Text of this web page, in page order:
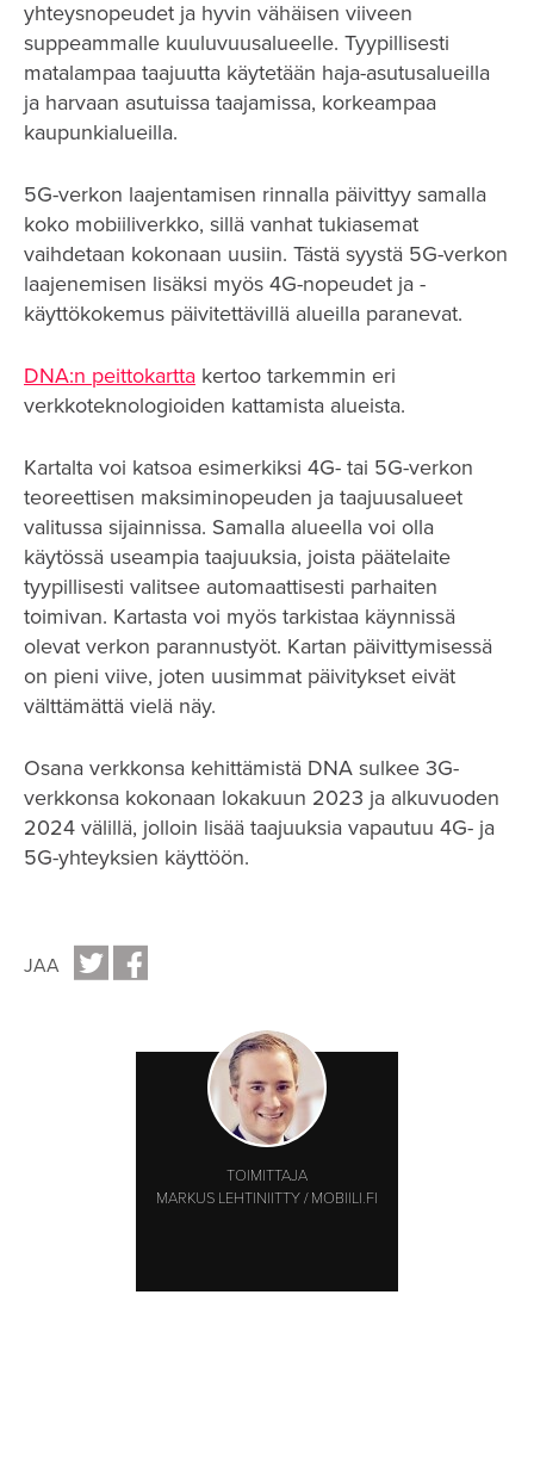
yhteysnopeudet ja hyvin vähäisen viiveen
suppeammalle kuuluvuusalueelle. Tyypillisesti
matalampaa taajuutta käytetään haja-asutusalueilla
ja harvaan asutuissa taajamissa, korkeampaa
kaupunkialueilla.
5G-verkon laajentamisen rinnalla päivittyy samalla
koko mobiiliverkko, sillä vanhat tukiasemat
vaihdetaan kokonaan uusiin. Tästä syystä 5G-verkon
laajenemisen lisäksi myös 4G-nopeudet ja -
käyttökokemus päivitettävillä alueilla paranevat.
DNA:n peittokartta kertoo tarkemmin eri
verkkoteknologioiden kattamista alueista.
Kartalta voi katsoa esimerkiksi 4G- tai 5G-verkon
teoreettisen maksiminopeuden ja taajuusalueet
valitussa sijainnissa. Samalla alueella voi olla
käytössä useampia taajuuksia, joista päätelaite
tyypillisesti valitsee automaattisesti parhaiten
toimivan. Kartasta voi myös tarkistaa käynnissä
olevat verkon parannustyöt. Kartan päivittymisessä
on pieni viive, joten uusimmat päivitykset eivät
välttämättä vielä näy.
Osana verkkonsa kehittämistä DNA sulkee 3G-
verkkonsa kokonaan lokakuun 2023 ja alkuvuoden
2024 välillä, jolloin lisää taajuuksia vapautuu 4G- ja
5G-yhteyksien käyttöön.
JAA
TOIMITTAJA
MARKUS LEHTINIITTY / MOBIILI.FI